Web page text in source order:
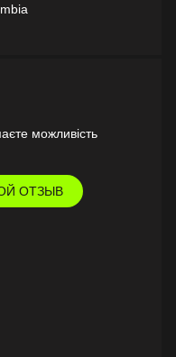
можливість
ОТЗЫВ